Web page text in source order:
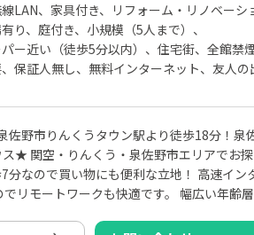
LAN 家具付き
リフォーム・リノベーシ
り 庭付き
小規模（5人まで）
ー近い（徒歩5分以内）
住宅街
全館禁
保証人無し 無料インターネット
友人の
野市りんくうタウン駅より徒歩18分！泉
★ 関空・りんくう・泉佐野市エリアでお
分なので買い物にも便利な立地！ 高速イン
でリモートワークも快適です。 幅広い年齢